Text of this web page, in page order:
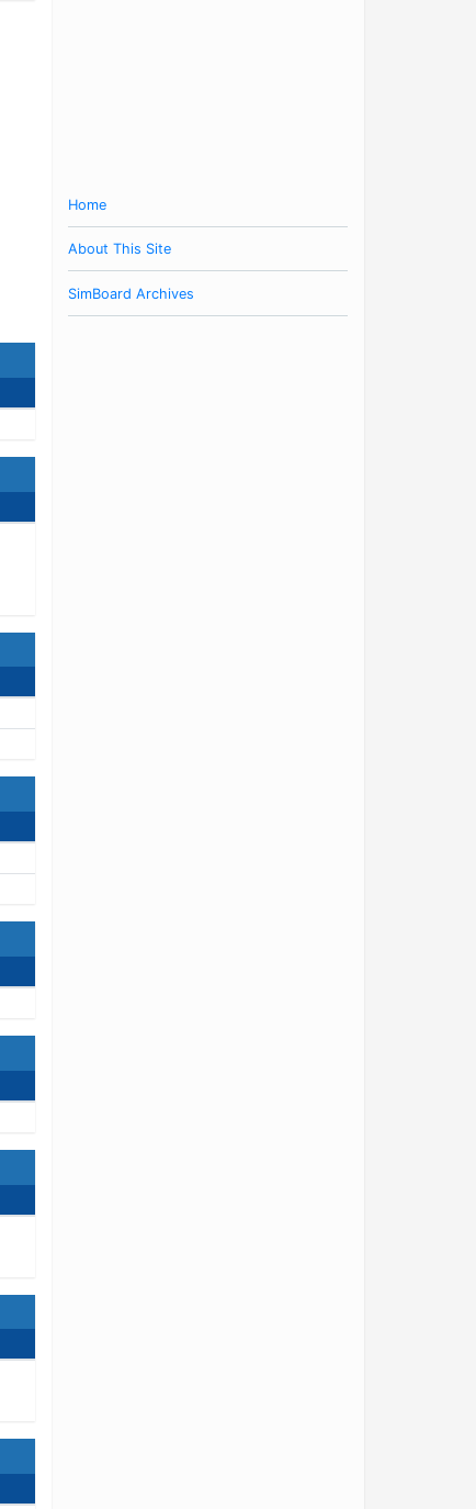
Home
About This Site
SimBoard Archives